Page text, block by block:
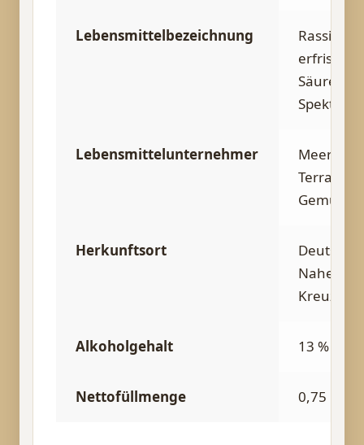
Lebensmittelbezeichnung
Rassig,
Säure,
Spektakel
Lebensmittelunternehmer
Gemüse
Herkunftsort
Nahe,
Alkoholgehalt 13 % vol
Nettofüllmenge 0,75 l